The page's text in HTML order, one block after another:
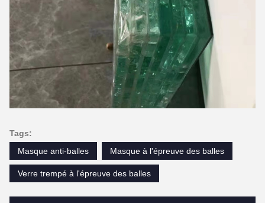
Tags:
Masque anti-balles
Masque à l'épreuve des balles
Verre trempé à l'épreuve des balles